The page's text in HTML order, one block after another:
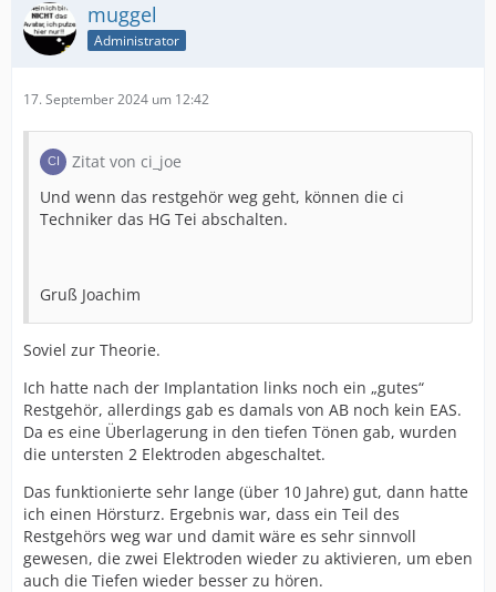
muggel
Administrator
17. September 2024 um 12:42
Zitat von ci_joe
Und wenn das restgehör weg geht, können die ci
Techniker das HG Tei abschalten.
Gruß Joachim
Soviel zur Theorie.
Ich hatte nach der Implantation links noch ein „gutes“
Restgehör, allerdings gab es damals von AB noch kein EAS.
Da es eine Überlagerung in den tiefen Tönen gab, wurden
die untersten 2 Elektroden abgeschaltet.
Das funktionierte sehr lange (über 10 Jahre) gut, dann hatte
ich einen Hörsturz. Ergebnis war, dass ein Teil des
Restgehörs weg war und damit wäre es sehr sinnvoll
gewesen, die zwei Elektroden wieder zu aktivieren, um eben
auch die Tiefen wieder besser zu hören.